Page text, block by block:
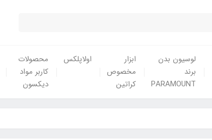
لوسیون بدن
برند
PARAMOUNT
ابزار
مخصوص
کراتین
اولاپلکس
محصولات
کاربر مواد
دیکسون